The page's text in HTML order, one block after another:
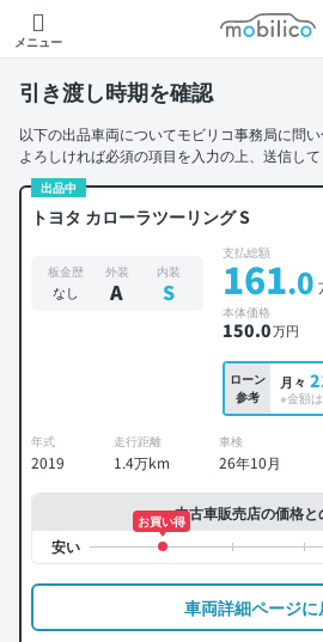
メニュー
モビリコ
引き渡し時期を確認
以下の出品車両についてモビリコ事務局に問い
よろしければ必須の項目を入力の上、送信して
出品中
トヨタ カローラツーリング S
板金歴
なし
外装
A
内装
S
支払総額
161.0
本体価格
150.0万円
ローン
参考
月々
※金額
年式
2019
走行距離
1.4万km
車検
26年10月
中古車販売店の価格と
お買い得
車両詳細ページに